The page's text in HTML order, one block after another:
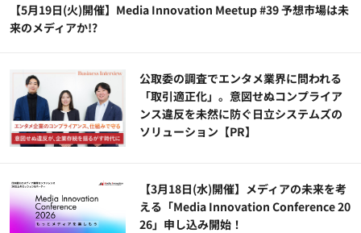
【5月19日(火)開催】Media Innovation Meetup #39 予想市場は未
来のメディアか!?
公​​取委の調査でエンタメ業界に問われる
「取引適正化」。意図せぬコンプライア
ンス違反を未然に防ぐ日立システムズの
ソリューション​【PR】
【3月18日(水)開催】メディアの未来を考
える「Media Innovation Conference 20
26」申し込み開始！